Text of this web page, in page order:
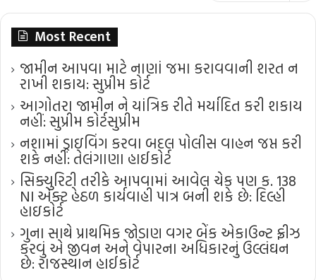
Most Recent
જામીન આપવા માટે નાણાં જમા કરાવવાની શરત ન
રાખી શકાય: સુપ્રીમ કોર્ટ
આગોતરા જામીન ને યાંત્રિક રીતે મર્યાદિત કરી શકાય
નહીં: સુપ્રીમ કોર્ટ​સુપ્રીમ
નશામાં ડ્રાઇવિંગ કરવા બદલ પોલીસ વાહન જપ્ત કરી
શકે નહીં: તેલંગાણા હાઈકોર્ટ
સિક્યુરિટી તરીકે આપવામાં આવેલ ચેક પણ ક. 138
NI એક્ટ હેઠળ કાર્યવાહી પાત્ર બની શકે છે: દિલ્હી
હાઇકોર્ટ
ગુના સાથે પ્રાથમિક જોડાણ વગર બેંક એકાઉન્ટ ફ્રીઝ
કરવું એ જીવન અને વેપારના અધિકારનું ઉલ્લંઘન
છે: રાજસ્થાન હાઈકોર્ટ